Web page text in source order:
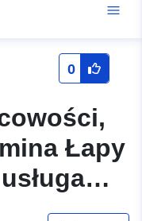
0
Łapy